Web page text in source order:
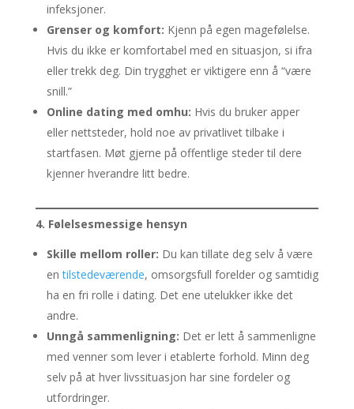
infeksjoner.
Grenser og komfort: Kjenn på egen magefølelse.
Hvis du ikke er komfortabel med en situasjon, si ifra
eller trekk deg. Din trygghet er viktigere enn å “være
snill.”
Online dating med omhu: Hvis du bruker apper
eller nettsteder, hold noe av privatlivet tilbake i
startfasen. Møt gjerne på offentlige steder til dere
kjenner hverandre litt bedre.
4. Følelsesmessige hensyn
Skille mellom roller: Du kan tillate deg selv å være
entilstedeværende, omsorgsfull forelder og samtidig
ha en fri rolle i dating. Det ene utelukker ikke det
andre.
Unngå sammenligning: Det er lett å sammenligne
med venner som lever i etablerte forhold. Minn deg
selv på at hver livssituasjon har sine fordeler og
utfordringer.